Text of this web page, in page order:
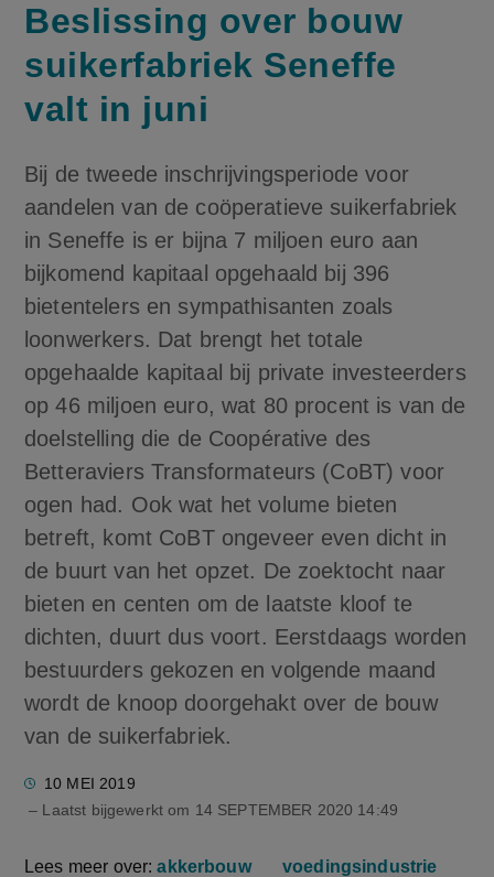
Beslissing over bouw
suikerfabriek Seneffe
valt in juni
Bij de tweede inschrijvingsperiode voor
aandelen van de coöperatieve suikerfabriek
in Seneffe is er bijna 7 miljoen euro aan
bijkomend kapitaal opgehaald bij 396
bietentelers en sympathisanten zoals
loonwerkers. Dat brengt het totale
opgehaalde kapitaal bij private investeerders
op 46 miljoen euro, wat 80 procent is van de
doelstelling die de Coopérative des
Betteraviers Transformateurs (CoBT) voor
ogen had. Ook wat het volume bieten
betreft, komt CoBT ongeveer even dicht in
de buurt van het opzet. De zoektocht naar
bieten en centen om de laatste kloof te
dichten, duurt dus voort. Eerstdaags worden
bestuurders gekozen en volgende maand
wordt de knoop doorgehakt over de bouw
van de suikerfabriek.
10 MEI 2019
– Laatst bijgewerkt om 14 SEPTEMBER 2020 14:49
Lees meer over:akkerbouw voedingsindustrie